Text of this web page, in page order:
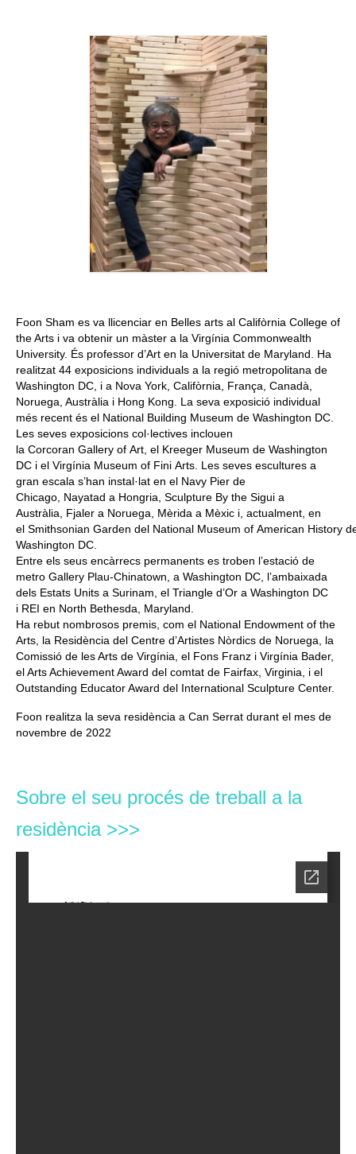
Foon Sham es va llicenciar en Belles arts al Califòrnia College of
the Arts i va obtenir un màster a la Virgínia Commonwealth
University. És professor d’Art en la Universitat de Maryland. Ha
realitzat 44 exposicions individuals a la regió metropolitana de
Washington DC, i a Nova York, Califòrnia, França, Canadà,
Noruega, Austràlia i Hong Kong. La seva exposició individual
més recent és el National Building Museum de Washington DC.
Les seves exposicions col·lectives inclouen
la Corcoran Gallery of Art, el Kreeger Museum de Washington
DC i el Virgínia Museum of Fini Arts. Les seves escultures a
gran escala s’han instal·lat en el Navy Pier de
Chicago, Nayatad a Hongria, Sculpture By the Sigui a
Austràlia, Fjaler a Noruega, Mèrida a Mèxic i, actualment, en
el Smithsonian Garden del National Museum of American History
Washington DC.
Entre els seus encàrrecs permanents es troben l’estació de
metro Gallery Plau-Chinatown, a Washington DC, l’ambaixada
dels Estats Units a Surinam, el Triangle d’Or a Washington DC
i REI en North Bethesda, Maryland.
Ha rebut nombrosos premis, com el National Endowment of the
Arts, la Residència del Centre d’Artistes Nòrdics de Noruega, la
Comissió de les Arts de Virgínia, el Fons Franz i Virgínia Bader,
el Arts Achievement Award del comtat de Fairfax, Virginia, i el
Outstanding Educator Award del International Sculpture Center.
Foon realitza la seva residència a Can Serrat durant el mes de
novembre de 2022
Sobre el seu procés de treball a la
residència >>>